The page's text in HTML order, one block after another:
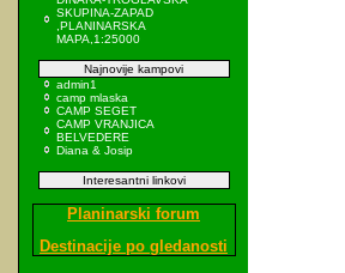
SKUPINA-ZAPAD
,PLANINARSKA
MAPA,1:25000
Najnovije kampovi
admin1
camp mlaska
CAMP SEGET
CAMP VRANJICA
BELVEDERE
Diana & Josip
Interesantni linkovi
Planinarski forum
Destinacije po gledanosti